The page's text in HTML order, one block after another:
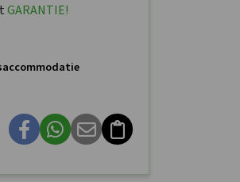
GARANTIE!